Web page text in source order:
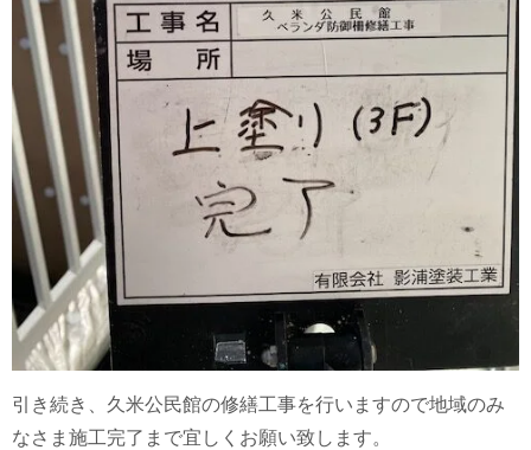
引き続き、久米公民館の修繕工事を行いますので地域のみ
なさま施工完了まで宜しくお願い致します。